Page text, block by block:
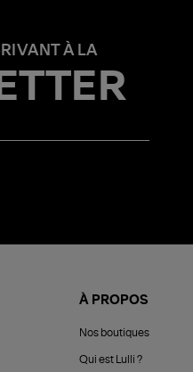
À LA
À PROPOS
Nos boutiques
Qui est Lulli ?